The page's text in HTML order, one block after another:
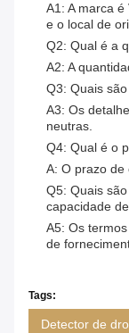
A1: A marca
e o local de
Q2: Qual é a
A2: A
Q3: Quais
A3: Os
neutras.
Q4: Qual é o
A: O prazo de
Q5: Quais
capacidade
A5: Os
de
Tags:
Detector de